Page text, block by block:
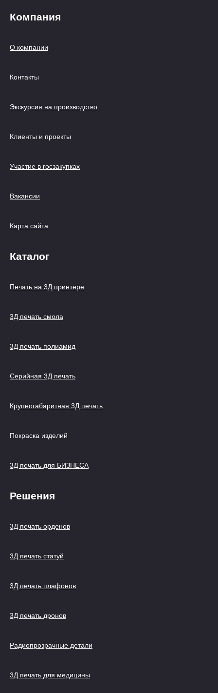
Компания
О компании
Контакты
Экскурсия на производство
Клиенты и проекты
Участие в госзакупках
Вакансии
Карта сайта
Каталог
Печать на 3Д принтере
3Д печать смола
3Д печать полиамид
Серийная 3Д печать
Крупногабаритная 3Д печать
Покраска изделий
3Д печать для БИЗНЕСА
Решения
3Д печать орденов
3Д печать статуй
3Д печать плафонов
3Д печать дронов
Радиопрозрачные детали
3Д печать для медицины